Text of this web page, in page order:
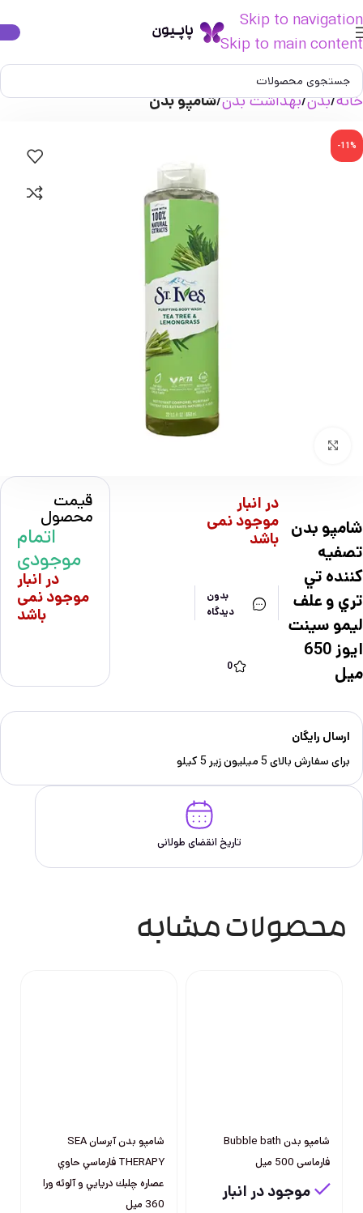
Skip to navigation
Skip to main content
خانه بدن بهداشت بدن شامپو بدن
-11%
در انبار
موجود نمی
باشد
بدون
دیدگاه
0
شامپو بدن
تصفيه
كننده تي
تري و علف
ليمو سينت
ايوز 650
ميل
قیمت
محصول
اتمام
موجودی
در انبار
موجود نمی
باشد
ارسال رایگان
برای سفارش‌ بالای 5 میلیون زیر 5 کیلو
تاریخ انقضای طولانی
محصولات مشابه
شامپو بدن Bubble bath
فارماسی 500 ميل
موجود در انبار
شامپو بدن آبرسان SEA
THERAPY فارماسي حاوي
عصاره چلبك دريايي و آلوئه ورا
360 ميل